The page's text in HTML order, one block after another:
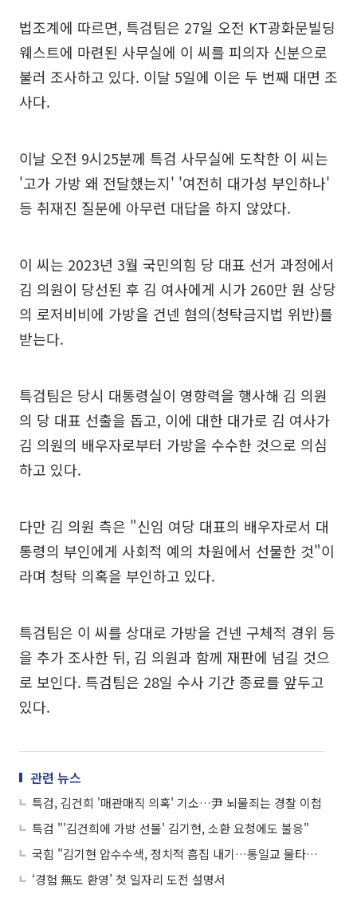
법조계에 따르면, 특검팀은 27일 오전 KT광화문빌딩
웨스트에 마련된 사무실에 이 씨를 피의자 신분으로
불러 조사하고 있다. 이달 5일에 이은 두 번째 대면 조
사다.
이날 오전 9시25분께 특검 사무실에 도착한 이 씨는
'고가 가방 왜 전달했는지' '여전히 대가성 부인하나'
등 취재진 질문에 아무런 대답을 하지 않았다.
이 씨는 2023년 3월 국민의힘 당 대표 선거 과정에서
김 의원이 당선된 후 김 여사에게 시가 260만 원 상당
의 로저비비에 가방을 건넨 혐의(청탁금지법 위반)를
받는다.
특검팀은 당시 대통령실이 영향력을 행사해 김 의원
의 당 대표 선출을 돕고, 이에 대한 대가로 김 여사가
김 의원의 배우자로부터 가방을 수수한 것으로 의심
하고 있다.
다만 김 의원 측은 "신임 여당 대표의 배우자로서 대
통령의 부인에게 사회적 예의 차원에서 선물한 것"이
라며 청탁 의혹을 부인하고 있다.
특검팀은 이 씨를 상대로 가방을 건넨 구체적 경위 등
을 추가 조사한 뒤, 김 의원과 함께 재판에 넘길 것으
로 보인다. 특검팀은 28일 수사 기간 종료를 앞두고
있다.
관련 뉴스
특검, 김건희 '매관매직 의혹' 기소…尹 뇌물죄는 경찰 이첩
특검 "'김건희에 가방 선물' 김기현, 소환 요청에도 불응"
국힘 "김기현 압수수색, 정치적 흠집 내기…통일교 물타기 수작"
‘경험 無도 환영’ 첫 일자리 도전 설명서